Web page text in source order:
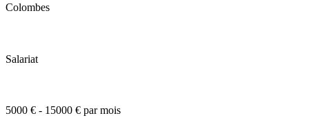
Colombes
Salariat
5000 € - 15000 € par mois